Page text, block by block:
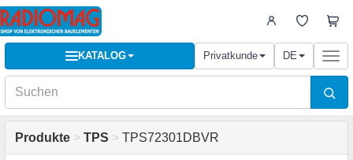
KATALOG Privatkunde DE
Produkte > TPS > TPS72301DBVR